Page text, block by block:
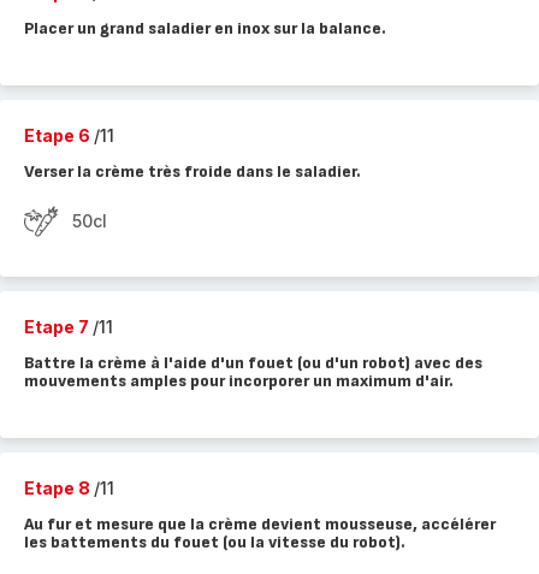
Placer un grand saladier en inox sur la balance.
Etape 6 /11
Verser la crème très froide dans le saladier.
50cl
Etape 7 /11
Battre la crème à l'aide d'un fouet (ou d'un robot) avec des
mouvements amples pour incorporer un maximum d'air.
Etape 8 /11
Au fur et mesure que la crème devient mousseuse, accélérer
les battements du fouet (ou la vitesse du robot).